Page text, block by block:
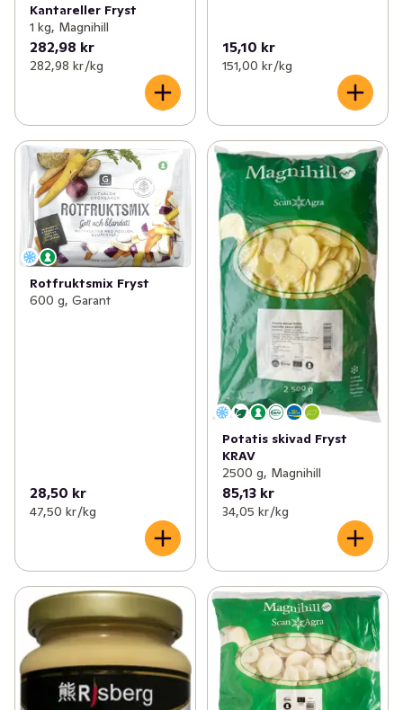
Kantareller Fryst
1 kg, Magnihill
282,98 kr
282,98 kr /kg
15,10 kr
151,00 kr /kg
Rotfruktsmix Fryst
600 g, Garant
28,50 kr
47,50 kr /kg
Potatis skivad Fryst
KRAV
2500 g, Magnihill
85,13 kr
34,05 kr /kg